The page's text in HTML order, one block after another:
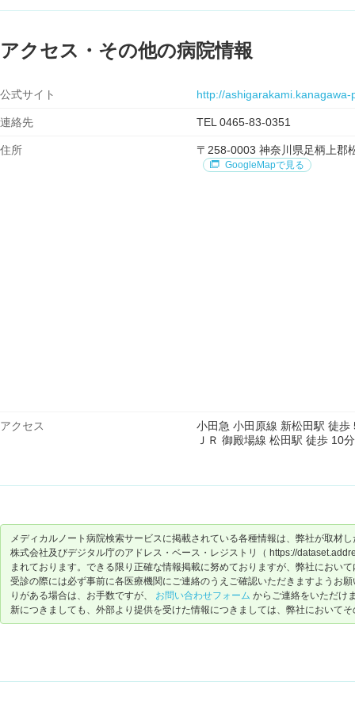
アクセス・その他の病院情報
公式サイト http://ashigarakami.kanagawa-
連絡先 TEL 0465-83-0351
住所 〒258-0003 神奈川県足柄上郡
GoogleMapで見る
アクセス
小田急 小田原線 新松田駅 徒歩
ＪＲ 御殿場線 松田駅 徒歩 10分
メディカルノート病院検索サービスに掲載されている各種情報は、弊社が取材
株式会社及びデジタル庁のアドレス・ベース・レジストリ（ https://
まれております。できる限り正確な情報掲載に努めておりますが、弊社におい
受診の際には必ず事前に各医療機関にご連絡のうえご確認いただきますようお
りがある場合は、お手数ですが、 お問い合わせフォーム からご連絡をいただけ
新につきましても、外部より提供を受けた情報につきましては、弊社において